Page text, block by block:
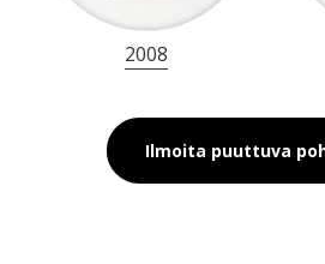
2008
Ilmoita puuttuva